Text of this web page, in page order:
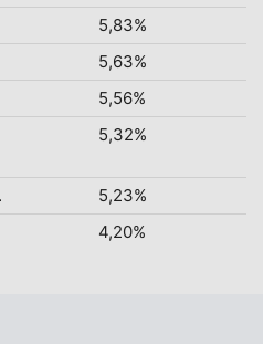
5,83%
5,63%
5,56%
5,32%
5,23%
4,20%